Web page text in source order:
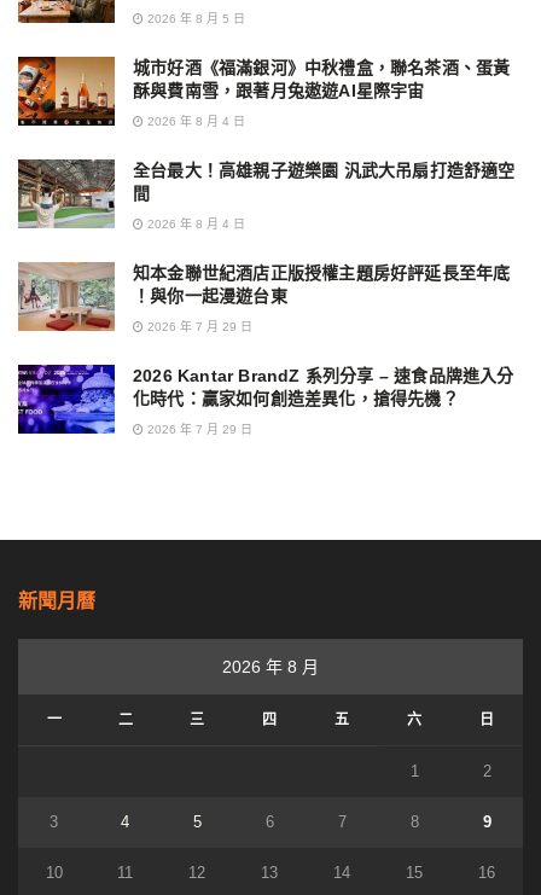
2026 年 8 月 5 日
城市好酒《福滿銀河》中秋禮盒，聯名茶酒、蛋黃
酥與費南雪，跟著月兔遨遊AI星際宇宙
2026 年 8 月 4 日
全台最大！高雄親子遊樂園 汎武大吊扇打造舒適空
間
2026 年 8 月 4 日
知本金聯世紀酒店正版授權主題房好評延長至年底
！與你一起漫遊台東
2026 年 7 月 29 日
2026 Kantar BrandZ 系列分享 – 速食品牌進入分
化時代：贏家如何創造差異化，搶得先機？
2026 年 7 月 29 日
新聞月曆
2026 年 8 月
一 二 三 四 五 六 日
1 2
3 4 5 6 7 8 9
10 11 12 13 14 15 16